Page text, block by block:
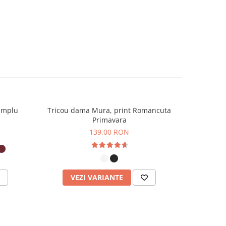
Tricou dama Mura, print Romancuta
Primavara
139,00 RON
VEZI VARIANTE